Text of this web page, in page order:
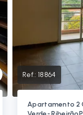
Ref.: 18864
Apartamento 2